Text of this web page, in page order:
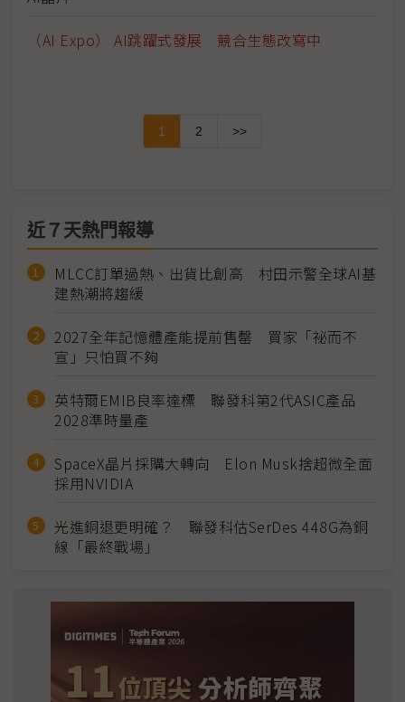
（AI Expo） AI跳躍式發展 競合生態改寫中
1 2 >>
近７天熱門報導
MLCC訂單過熱、出貨比創高 村田示警全球AI基
建熱潮將趨緩
2027全年記憶體產能提前售罄 買家「祕而不
宣」只怕買不夠
英特爾EMIB良率達標 聯發科第2代ASIC產品
2028準時量產
SpaceX晶片採購大轉向 Elon Musk捨超微全面
採用NVIDIA
光進銅退更明確？ 聯發科估SerDes 448G為銅
線「最終戰場」